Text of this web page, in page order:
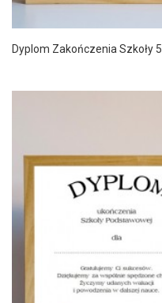
Dyplom Zakończenia Szkoły 5